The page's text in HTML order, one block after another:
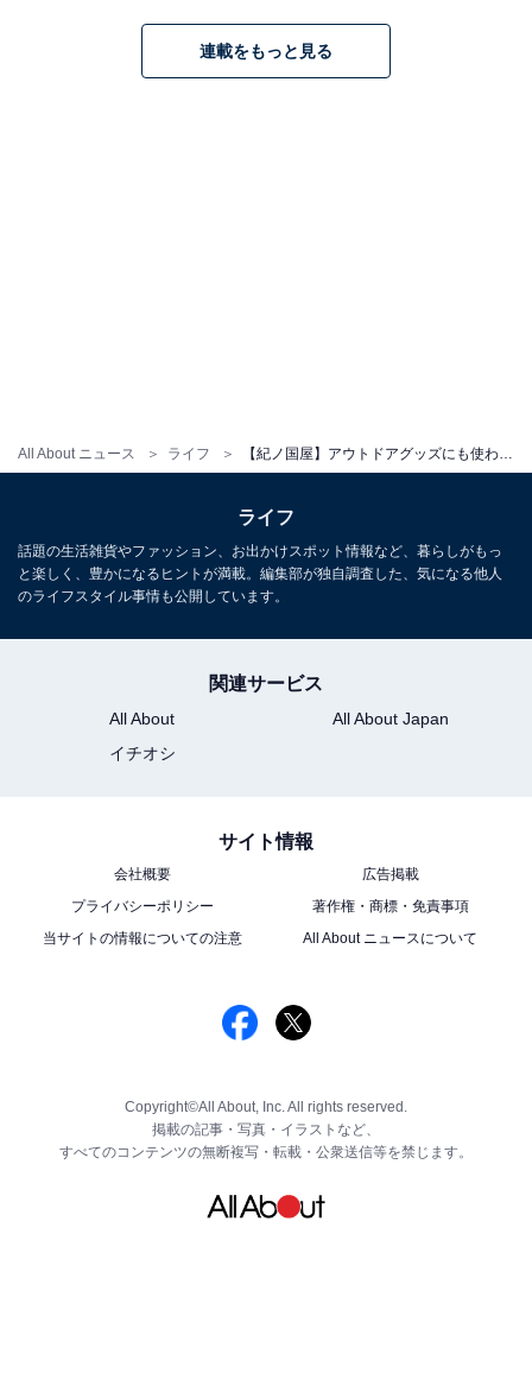
All About ニュース ライフ
連載をもっと見る
ライフ
話題の生活雑貨やファッション、お出かけスポット情報など、暮らしがもっ
と楽しく、豊かになるヒントが満載。編集部が独自調査した、気になる他人
のライフスタイル事情も公開しています。
関連サービス
All About
All About Japan
イチオシ
サイト情報
会社概要
広告掲載
プライバシーポリシー
著作権・商標・免責事項
当サイトの情報についての注意
All About ニュースについて
Copyright©All About, Inc. All rights reserved.
掲載の記事・写真・イラストなど、
すべてのコンテンツの無断複写・転載・公衆送信等を禁じます。